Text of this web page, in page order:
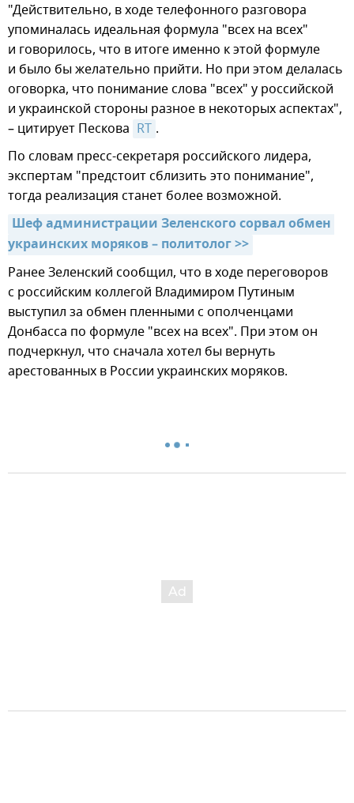
"Действительно, в ходе телефонного разговора
упоминалась идеальная формула "всех на всех"
и говорилось, что в итоге именно к этой формуле
и было бы желательно прийти. Но при этом делалась
оговорка, что понимание слова "всех" у российской
и украинской стороны разное в некоторых аспектах",
– цитирует Пескова RT .
По словам пресс-секретаря российского лидера,
экспертам "предстоит сблизить это понимание",
тогда реализация станет более возможной.
Шеф администрации Зеленского сорвал обмен
украинских моряков – политолог >>
Ранее Зеленский сообщил, что в ходе переговоров
с российским коллегой Владимиром Путиным
выступил за обмен пленными с ополченцами
Донбасса по формуле "всех на всех". При этом он
подчеркнул, что сначала хотел бы вернуть
арестованных в России украинских моряков.